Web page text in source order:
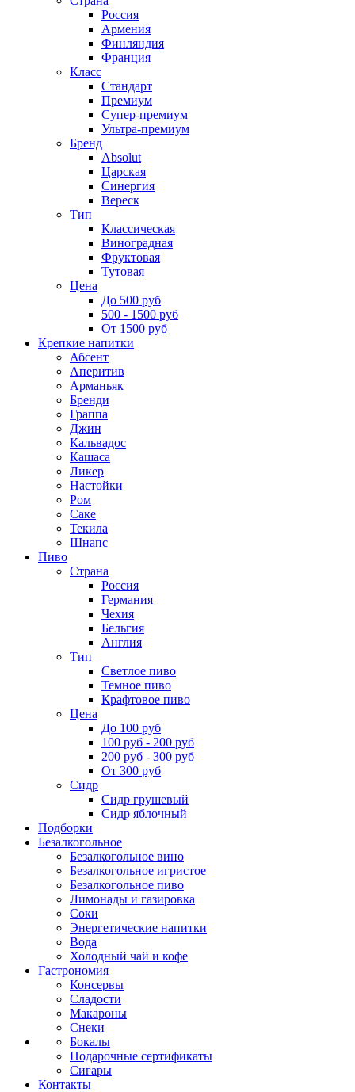
Россия
Армения
Финляндия
Франция
Класс
Стандарт
Премиум
Супер-премиум
Ультра-премиум
Бренд
Absolut
Царская
Синергия
Вереск
Тип
Классическая
Виноградная
Фруктовая
Тутовая
Цена
До 500 руб
500 - 1500 руб
От 1500 руб
Крепкие напитки
Абсент
Аперитив
Арманьяк
Бренди
Граппа
Джин
Кальвадос
Кашаса
Ликер
Настойки
Ром
Саке
Текила
Шнапс
Пиво
Страна
Россия
Германия
Чехия
Бельгия
Англия
Тип
Светлое пиво
Темное пиво
Крафтовое пиво
Цена
До 100 руб
100 руб - 200 руб
200 руб - 300 руб
От 300 руб
Сидр
Сидр грушевый
Сидр яблочный
Подборки
Безалкогольное
Безалкогольное вино
Безалкогольное игристое
Безалкогольное пиво
Лимонады и газировка
Соки
Энергетические напитки
Вода
Холодный чай и кофе
Гастрономия
Консервы
Сладости
Макароны
Снеки
Бокалы
Подарочные сертификаты
Сигары
Контакты